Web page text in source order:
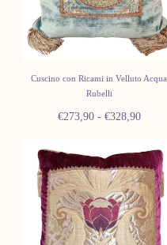
Cuscino con Ricami in Velluto Acqua
Rubelli
Prezzo
€273,90 - Prezzo
€328,90